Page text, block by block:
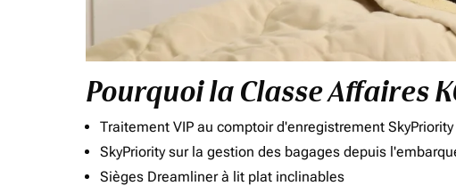
Pourquoi la Classe Affaires
Traitement VIP au comptoir d'enregistrement SkyPriority
SkyPriority sur la gestion des bagages depuis
Sièges Dreamliner à lit plat inclinables